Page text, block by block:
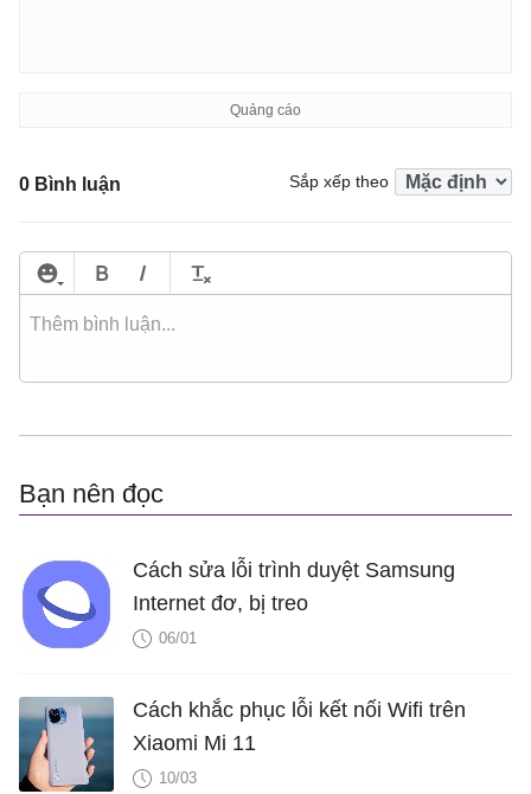
0 Bình luận Sắp xếp theo
Bạn nên đọc
Cách sửa lỗi trình duyệt Samsung
Internet đơ, bị treo
06/01
Cách khắc phục lỗi kết nối Wifi trên
Xiaomi Mi 11
10/03